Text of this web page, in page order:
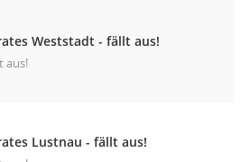
Weststadt - fällt aus!
aus!
Lustnau - fällt aus!